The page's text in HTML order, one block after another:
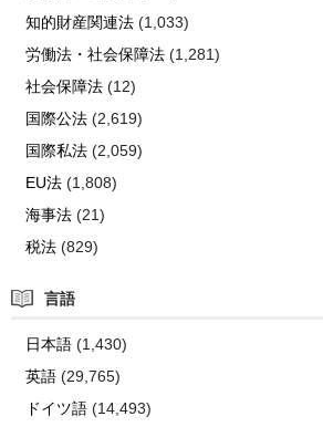
知的財産関連法(1,033)
労働法・社会保障法(1,281)
社会保障法(12)
国際公法(2,619)
国際私法(2,059)
EU法(1,808)
海事法(21)
税法(829)
言語
日本語(1,430)
英語(29,765)
ドイツ語(14,493)